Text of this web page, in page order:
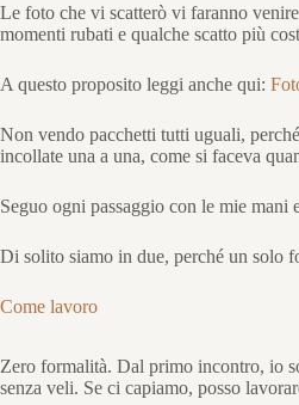
Le foto che vi scatterò vi faranno
momenti rubati e qualche scatto più
A questo proposito leggi anche qui:
Non vendo pacchetti tutti uguali,
incollate una a una, come si faceva
Seguo ogni passaggio con le mie
Di solito siamo in due, perché un solo
Come lavoro
Zero formalità. Dal primo incontro, io
senza veli. Se ci capiamo, posso